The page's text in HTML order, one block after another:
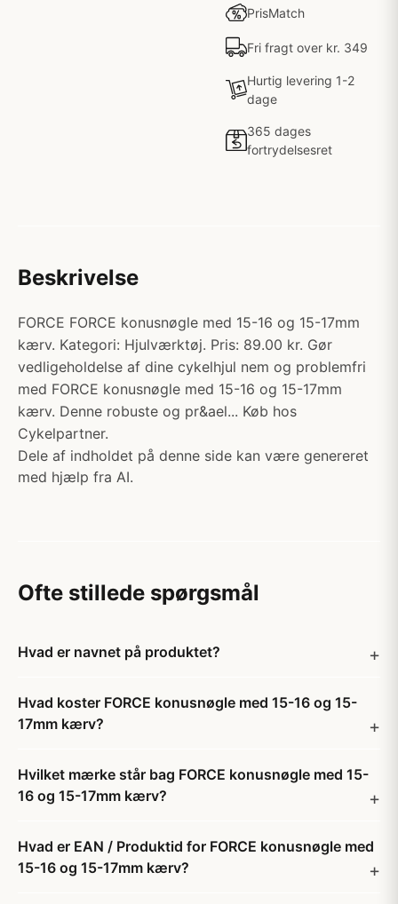
PrisMatch
Fri fragt over kr. 349
Hurtig levering 1-2
dage
365 dages
fortrydelsesret
Beskrivelse
FORCE FORCE konusnøgle med 15-16 og 15-17mm
kærv. Kategori: Hjulværktøj. Pris: 89.00 kr. Gør
vedligeholdelse af dine cykelhjul nem og problemfri
med FORCE konusnøgle med 15-16 og 15-17mm
kærv. Denne robuste og pr&ael... Køb hos
Cykelpartner.
Dele af indholdet på denne side kan være genereret
med hjælp fra AI.
Ofte stillede spørgsmål
Hvad er navnet på produktet?
Hvad koster FORCE konusnøgle med 15-16 og 15-
17mm kærv?
Hvilket mærke står bag FORCE konusnøgle med 15-
16 og 15-17mm kærv?
Hvad er EAN / Produktid for FORCE konusnøgle med
15-16 og 15-17mm kærv?